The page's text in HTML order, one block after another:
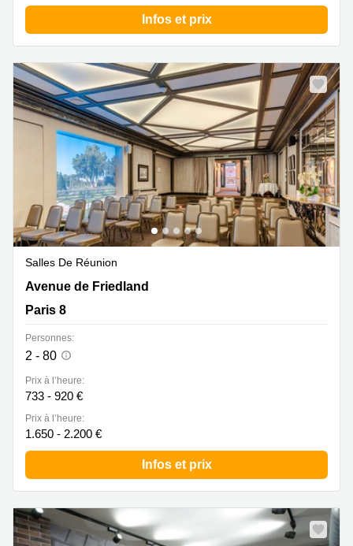
Infos et prix
Salles De Réunion
Avenue de Friedland 40, Paris 8
Avenue de Friedland
Paris 8
Personnes:
2 - 80
Prix à l’heure:
733 - 920 €
Prix à l’heure:
1.650 - 2.200 €
Infos et prix